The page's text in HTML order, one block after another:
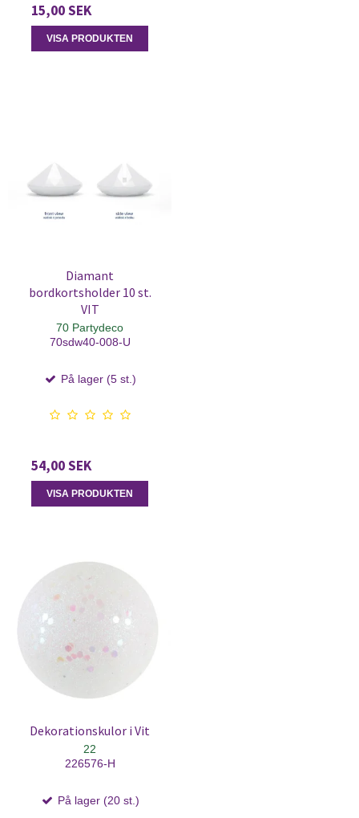
15,00 SEK
VISA PRODUKTEN
Diamant
bordkortsholder 10 st.
VIT
70 Partydeco
70sdw40-008-U
På lager (5 st.)
54,00 SEK
VISA PRODUKTEN
Dekorationskulor i Vit
22
226576-H
På lager (20 st.)